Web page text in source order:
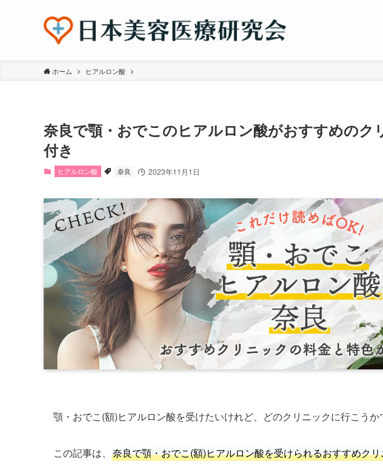
ホーム ヒアルロン酸
奈良で顎・おでこのヒアルロン酸がおすすめのク
付き
ヒアルロン酸 奈良 2023年11月1日
顎・おでこ(額)ヒアルロン酸を受けたいけれど、どのクリニックに行こうか
この記事は、 奈良で顎・おでこ(額)ヒアルロン酸を受けられるおすすめク